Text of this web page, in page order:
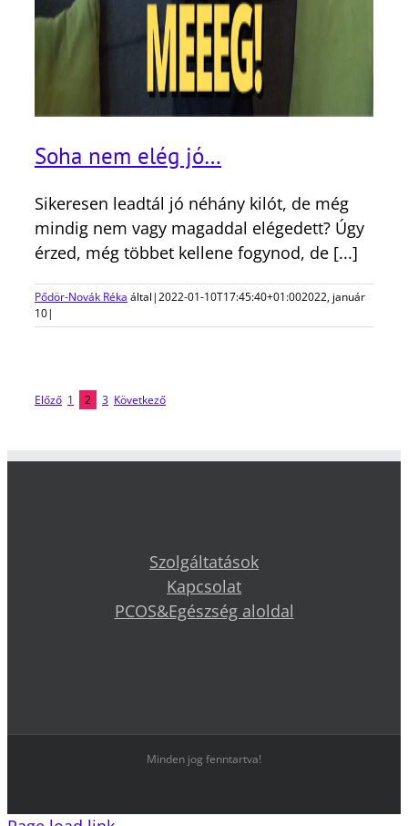
Soha nem elég jó…
Sikeresen leadtál jó néhány kilót, de még
mindig nem vagy magaddal elégedett? Úgy
érzed, még többet kellene fogynod, de [...]
Pődör-Novák Réka által|2022-01-10T17:45:40+01:002022, január
10|
Előző 1 2 3 Következő
Szolgáltatások
Kapcsolat
PCOS&Egészség aloldal
Minden jog fenntartva!